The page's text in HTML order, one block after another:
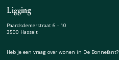
Ligging
Paardsdemerstraat 6 - 10
3500 Hasselt
Heb je een vraag over wonen in De Bonnefant?